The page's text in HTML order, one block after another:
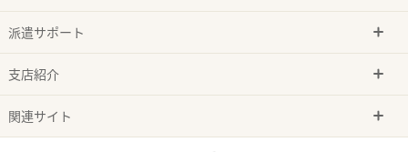
派遣サポート
支店紹介
関連サイト